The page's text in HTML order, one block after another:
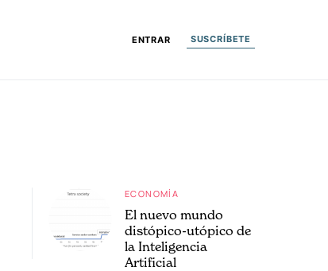
ENTRAR SUSCRÍBETE
ECONOMÍA
El nuevo mundo
distópico-utópico de
la Inteligencia
Artificial